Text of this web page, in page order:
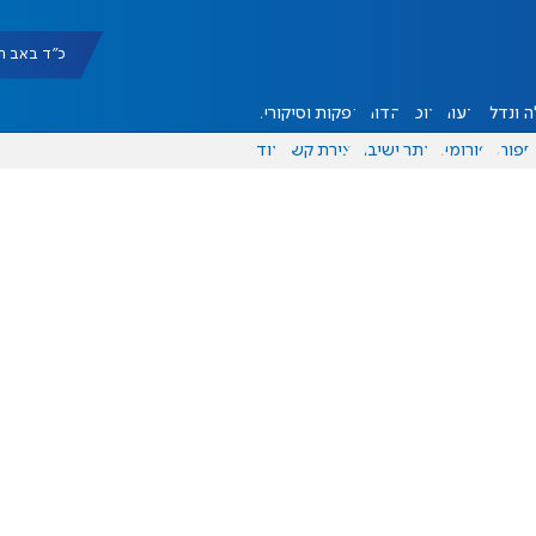
כ"ד באב תשפ"ו
ונדל"ן דעות אוכל יהדות הפקות וסיקורים
ספורט פורומים אתר ישיבה יצירת קשר עוד